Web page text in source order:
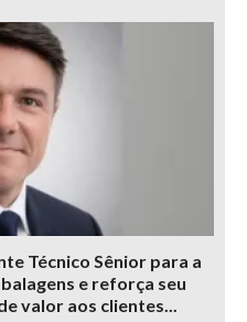
Técnico Sênior para a
e reforça seu
valor aos clientes...